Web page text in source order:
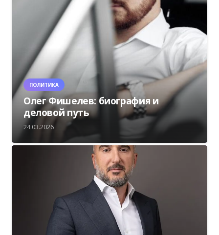
ПОЛИТИКА
Олег Фишелев: биография и
деловой путь
24.03.2026